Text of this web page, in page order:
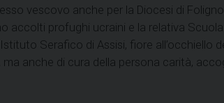
vescovo anche per la Diocesi di
accolti profughi ucraini e la relativa
Serafico di Assisi, fiore all’occhiello
anche di cura della persona carità,